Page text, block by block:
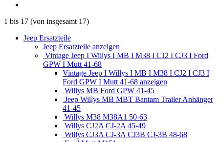
1 bis 17 (von insgesamt 17)
Jeep Ersatzteile
Jeep Ersatzteile anzeigen
Vintage Jeep I Willys I MB I M38 I CJ2 I CJ3 I Ford
GPW I Mutt 41-68
Vintage Jeep I Willys I MB I M38 I CJ2 I CJ3 I
Ford GPW I Mutt 41-68 anzeigen
Willys MB Ford GPW 41-45
Jeep Willys MB MBT Bantam Trailer Anhänger
41-45
Willys M38 M38A1 50-63
Willys CJ2A CJ-2A 45-49
Willys CJ3A CJ-3A CJ3B CJ-3B 48-68